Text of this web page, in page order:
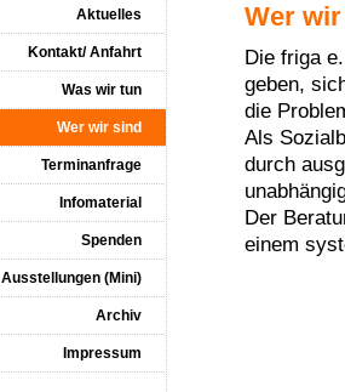
Wer
Die friga
geben,
die
Als
durch
Der
einem
Aktuelles
Kontakt/ Anfahrt
Was wir tun
Wer wir sind
Terminanfrage
Infomaterial
Spenden
Ausstellungen (Mini)
Archiv
Impressum